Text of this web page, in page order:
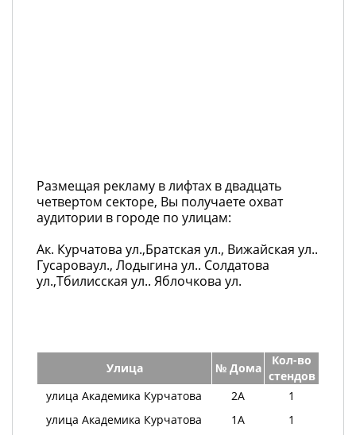
Размещая рекламу в лифтах в двадцать
четвертом секторе, Вы получаете охват
аудитории в городе по улицам:
Ак. Курчатова ул.,Братская ул., Вижайская ул..
Гусароваул., Лодыгина ул.. Солдатова
ул.,Тбилисская ул.. Яблочкова ул.
Улица № Дома
Кол-во
стендов
улица Академика Курчатова
2А
1
улица Академика Курчатова
1А
1